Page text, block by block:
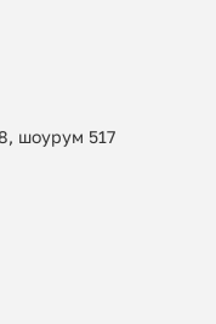
шоурум 517